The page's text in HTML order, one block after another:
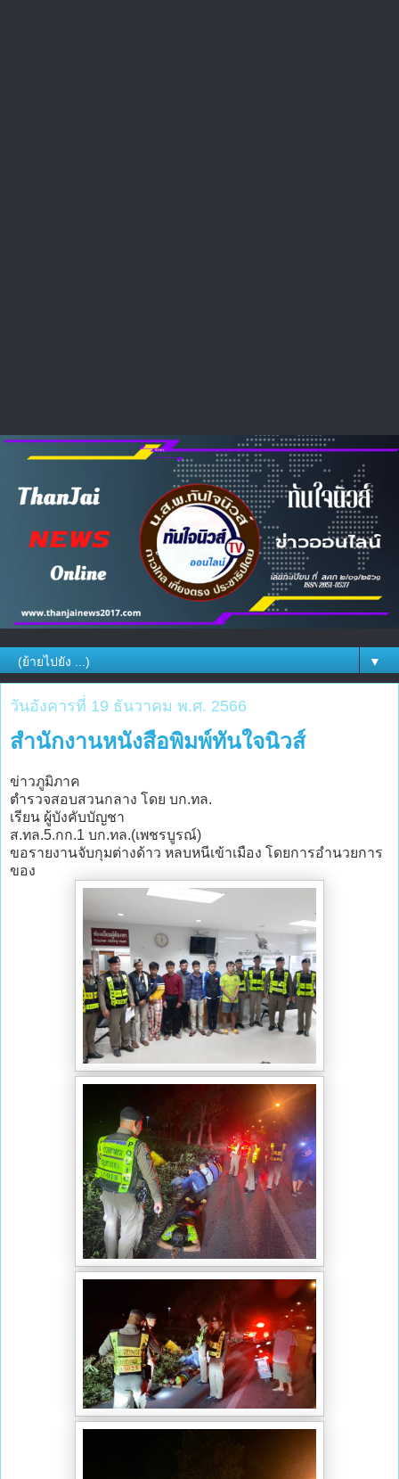
▼
วันอังคารที่ 19 ธันวาคม พ.ศ. 2566
สำนักงานหนังสือพิมพ์ทันใจนิวส์
ข่าวภูมิภาค
ตำรวจสอบสวนกลาง โดย บก.ทล.
เรียน ผู้บังคับบัญชา
ส.ทล.5.กก.1 บก.ทล.(เพชรบูรณ์)
ขอรายงานจับกุมต่างด้าว หลบหนีเข้าเมือง โดยการอำนวยการ
ของ